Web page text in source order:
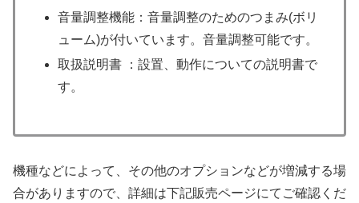
音量調整機能：音量調整のためのつまみ(ボリ
ューム)が付いています。音量調整可能です。
取扱説明書 ：設置、動作についての説明書で
す。
機種などによって、その他のオプションなどが増減する場
合がありますので、詳細は下記販売ページにてご確認くだ